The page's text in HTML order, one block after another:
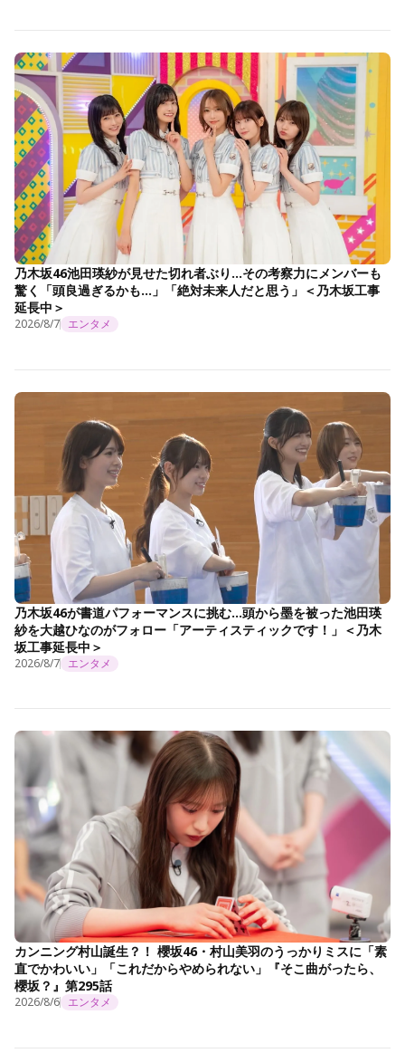
乃木坂46池田瑛紗が見せた切れ者ぶり…その考察力にメンバーも
驚く「頭良過ぎるかも…」「絶対未来人だと思う」＜乃木坂工事
延長中＞
2026/8/7 エンタメ
乃木坂46が書道パフォーマンスに挑む…頭から墨を被った池田瑛
紗を大越ひなのがフォロー「アーティスティックです！」＜乃木
坂工事延長中＞
2026/8/7 エンタメ
カンニング村山誕生？！ 櫻坂46・村山美羽のうっかりミスに「素
直でかわいい」「これだからやめられない」『そこ曲がったら、
櫻坂？』第295話
2026/8/6 エンタメ